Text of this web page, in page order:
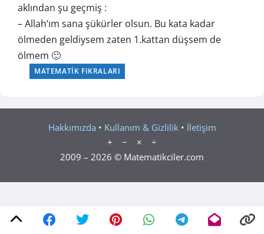
aklından şu geçmiş :
– Allah’ım sana şükürler olsun. Bu kata kadar
ölmeden geldiysem zaten 1.kattan düşsem de
ölmem 🙂
MATEMATIK FIKRALARI
Hakkımızda • Kullanım & Gizlilik • İletişim
+ − × ÷
2009 – 2026 © Matematikciler.com